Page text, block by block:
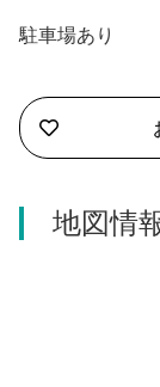
伊東市
松崎町
駐車場あり
地図情